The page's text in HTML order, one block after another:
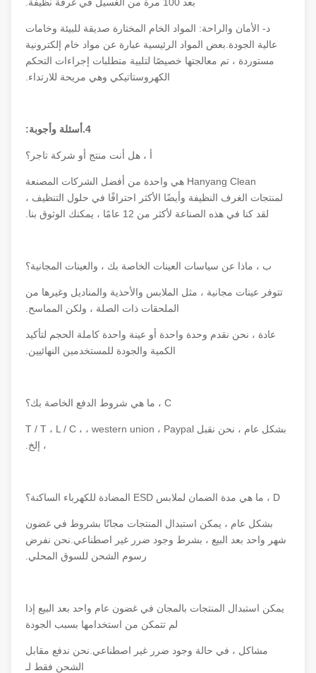
د- الأمان والراحة: المواد الخام المختارة صديقة للبيئة وخامات
عالية الجودة.بعض المواد الرئيسية عبارة عن مواد خام إلكترونية
مستوردة ، تم معالجتها خصيصًا لتلبية متطلبات إجراءات التحكم
الكهروستاتيكي وهي مريحة للارتداء.
أ ، هل أنت منتج أو شركة تاجر؟
Hanyang Clean هي واحدة من أفضل الشركات المصنعة
لمنتجات الغرف النظيفة وأيضًا الأكثر احترافًا في حلول التنظيف ،
لقد كنا في هذه الصناعة لأكثر من 12 عامًا ، يمكنك الوثوق بنا.
ب ، ماذا عن سياسات العينات الخاصة بك ، والعينات المجانية؟
تتوفر عينات مجانية ، مثل الملابس والأحذية والمناديل وغيرها من
الملحقات ذات الصلة ، ولكن المماسح.
عادة ، نحن نقدم وحدة واحدة أو عينة واحدة كاملة الحجم لتأكيد
الكمية والجودة للمستخدمين النهائيين.
بشكل عام ، نحن نقبل T / T ، L / C ، ، western union ، Paypal
بشكل عام ، يمكن استبدال المنتجات مجانًا بشروط في غضون
شهر واحد بعد البيع ، بشرط وجود ضرر غير اصطناعي.نحن نفرض
رسوم الشحن للسوق المحلي.
يمكن استبدال المنتجات بالمجان في غضون عام واحد بعد البيع إذا
لم تتمكن من استخدامها بسبب الجودة
مشاكل ، في حالة وجود ضرر غير اصطناعي.نحن ندفع مقابل
الشحن فقط لـ